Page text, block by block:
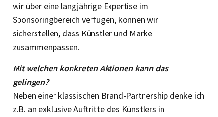
wir über eine langjährige Expertise im
Sponsoringbereich verfügen, können wir
sicherstellen, dass Künstler und Marke
zusammenpassen.
Mit welchen konkreten Aktionen kann das
gelingen?
Neben einer klassischen Brand-Partnership denke ich
z.B. an exklusive Auftritte des Künstlers in